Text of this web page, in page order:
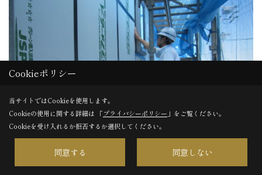
Cookieポリシー
当サイトではCookieを使用します。
Cookieの使用に関する詳細は 「プライバシーポリシー 」をご覧ください。
Cookieを受け入れるか拒否するか選択してください。
同意する 同意しない